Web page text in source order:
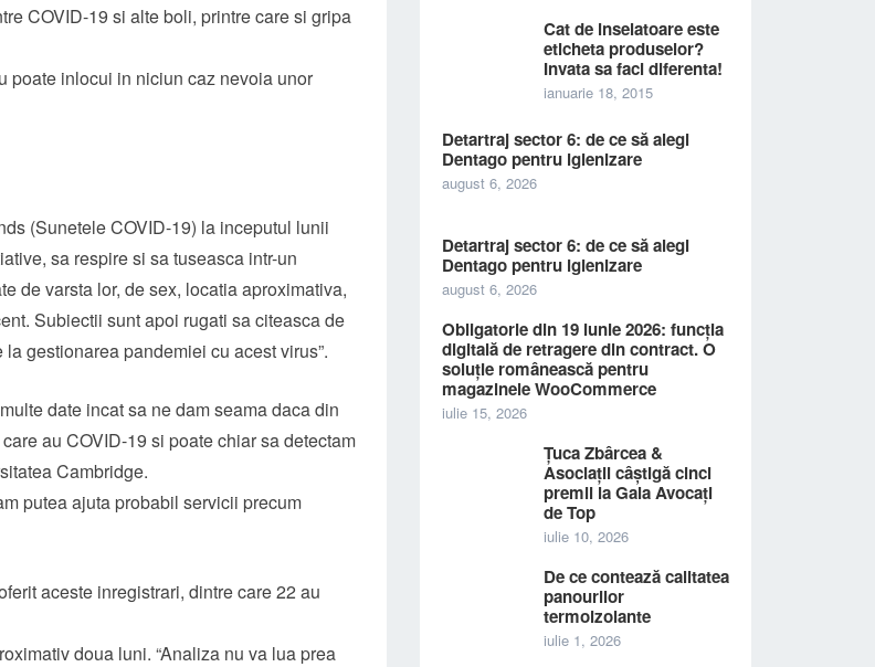
COVID-19 si alte boli, printre care si gripa
poate inlocui in niciun caz nevoia unor
(Sunetele COVID-19) la inceputul lunii
sa respire si sa tuseasca intr-un
de varsta lor, de sex, locatia aproximativa,
Subiectii sunt apoi rugati sa citeasca de
gestionarea pandemiei cu acest virus”.
date incat sa ne dam seama daca din
au COVID-19 si poate chiar sa detectam
Cambridge.
putea ajuta probabil servicii precum
aceste inregistrari, dintre care 22 au
doua luni. “Analiza nu va lua prea
Cat de inselatoare este
eticheta produselor?
Invata sa faci diferenta!
ianuarie 18, 2015
Detartraj sector 6: de ce să alegi
Dentago pentru igienizare
august 6, 2026
Detartraj sector 6: de ce să alegi
Dentago pentru igienizare
august 6, 2026
Obligatorie din 19 iunie 2026: funcția
digitală de retragere din contract. O
soluție românească pentru
magazinele WooCommerce
iulie 15, 2026
Țuca Zbârcea &
Asociații câștigă cinci
premii la Gala Avocați
de Top
iulie 10, 2026
De ce contează calitatea
panourilor
termoizolante
iulie 1, 2026